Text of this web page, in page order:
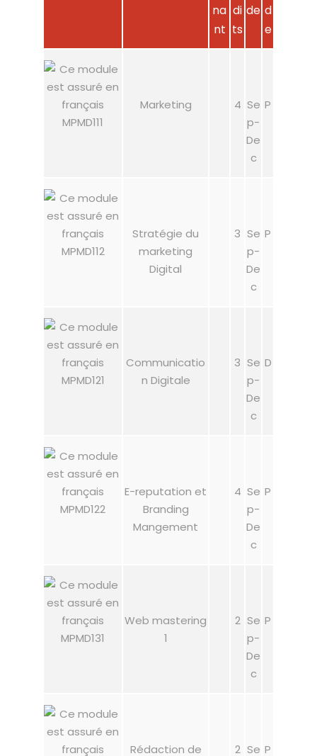
na
nt
di
ts
de d
e
MPMD111
Marketing 4 Se
p-
De
c
P
MPMD112
Stratégie du
marketing
Digital
3 Se
p-
De
c
P
MPMD121
Communicatio
n Digitale
3 Se
p-
De
c
D
MPMD122
E-reputation et
Branding
Mangement
4 Se
p-
De
c
P
MPMD131
Web mastering
1
2 Se
p-
De
c
P
Rédaction de 2 Se P